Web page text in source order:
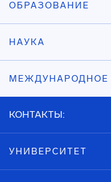
ОБРАЗОВАНИЕ
НАУКА
МЕЖДУНАРОДНОЕ
КОНТАКТЫ:
УНИВЕРСИТЕТ